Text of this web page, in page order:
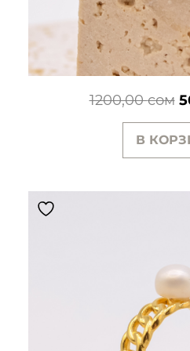
1200,00сом
В